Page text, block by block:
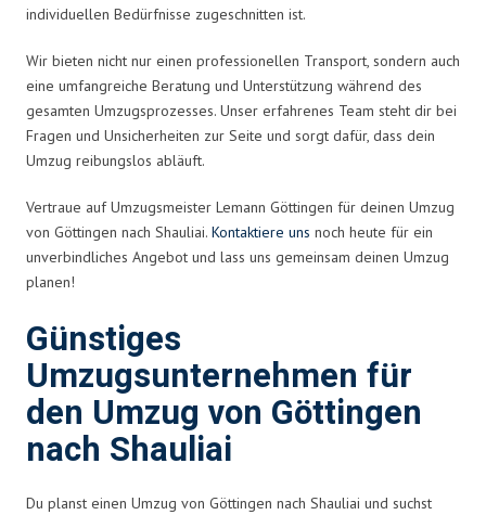
individuellen Bedürfnisse zugeschnitten ist.
Wir bieten nicht nur einen professionellen Transport, sondern auch
eine umfangreiche Beratung und Unterstützung während des
gesamten Umzugsprozesses. Unser erfahrenes Team steht dir bei
Fragen und Unsicherheiten zur Seite und sorgt dafür, dass dein
Umzug reibungslos abläuft.
Vertraue auf Umzugsmeister Lemann Göttingen für deinen Umzug
von Göttingen nach Shauliai. Kontaktiere uns noch heute für ein
unverbindliches Angebot und lass uns gemeinsam deinen Umzug
planen!
Günstiges
Umzugsunternehmen für
den Umzug von Göttingen
nach Shauliai
Du planst einen Umzug von Göttingen nach Shauliai und suchst